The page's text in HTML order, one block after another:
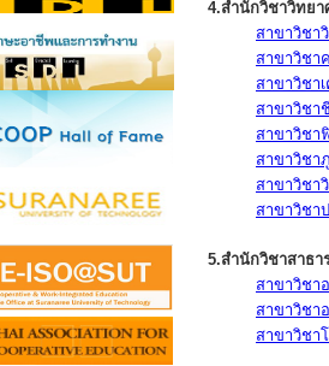
4.สำนักวิชาวิทยา
สาขาวิชา
สาขาวิชา
สาขาวิชา
สาขาวิชา
สาขาวิชา
สาขาวิชา
สาขาวิชา
สาขาวิชา
5.สำนักวิชาสาธ
สาขาวิชา
สาขาวิชา
สาขาวิชา